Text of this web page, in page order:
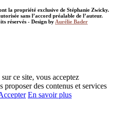
la propriété exclusive de Stéphanie Zwicky.
sans l’accord préalable de l’auteur.
réservés - Design by Aurélie Bader
ce site, vous acceptez
des contenus et services
En savoir plus